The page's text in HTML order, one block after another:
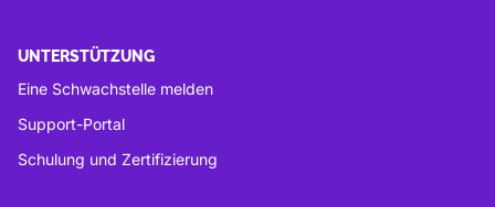
UNTERSTÜTZUNG
Eine Schwachstelle melden
Support-Portal
Schulung und Zertifizierung